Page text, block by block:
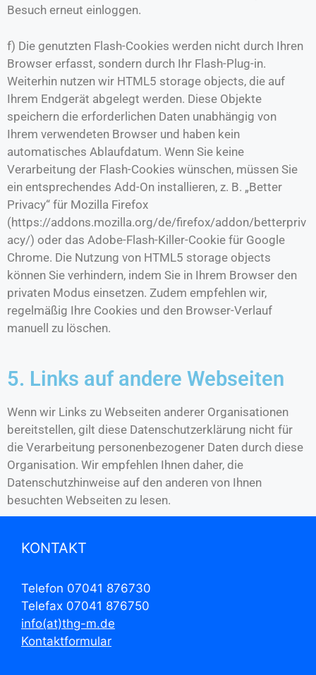
Besuch erneut einloggen.
f) Die genutzten Flash-Cookies werden nicht durch Ihren
Browser erfasst, sondern durch Ihr Flash-Plug-in.
Weiterhin nutzen wir HTML5 storage objects, die auf
Ihrem Endgerät abgelegt werden. Diese Objekte
speichern die erforderlichen Daten unabhängig von
Ihrem verwendeten Browser und haben kein
automatisches Ablaufdatum. Wenn Sie keine
Verarbeitung der Flash-Cookies wünschen, müssen Sie
ein entsprechendes Add-On installieren, z. B. „Better
Privacy“ für Mozilla Firefox
(https://addons.mozilla.org/de/firefox/addon/betterpriv
acy/) oder das Adobe-Flash-Killer-Cookie für Google
Chrome. Die Nutzung von HTML5 storage objects
können Sie verhindern, indem Sie in Ihrem Browser den
privaten Modus einsetzen. Zudem empfehlen wir,
regelmäßig Ihre Cookies und den Browser-Verlauf
manuell zu löschen.
5. Links auf andere Webseiten
Wenn wir Links zu Webseiten anderer Organisationen
bereitstellen, gilt diese Datenschutzerklärung nicht für
die Verarbeitung personenbezogener Daten durch diese
Organisation. Wir empfehlen Ihnen daher, die
Datenschutzhinweise auf den anderen von Ihnen
besuchten Webseiten zu lesen.
KONTAKT
Telefon 07041 876730
Telefax 07041 876750
info(at)thg-m.de
Kontaktformular